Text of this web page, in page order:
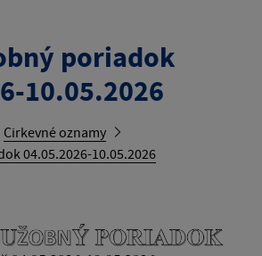
poriadok
10.05.2026
Cirkevné oznamy
04.05.2026-10.05.2026